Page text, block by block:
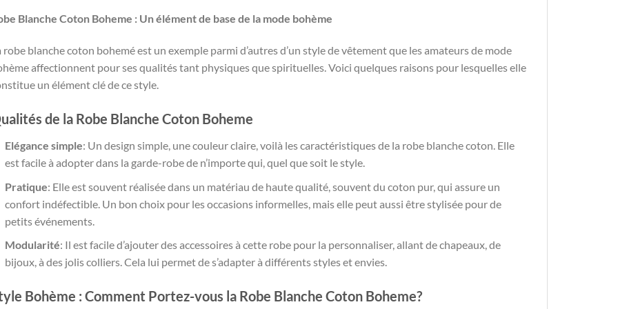
Blanche Coton Boheme : Un élément de base de la mode bohème
robe blanche coton bohemé est un exemple parmi d’autres d’un style de vêtement que les amateurs de mode
affectionnent pour ses qualités tant physiques que spirituelles. Voici quelques raisons pour lesquelles elle
un élément clé de ce style.
de la Robe Blanche Coton Boheme
Elégance simple: Un design simple, une couleur claire, voilà les caractéristiques de la robe blanche coton. Elle
est facile à adopter dans la garde-robe de n’importe qui, quel que soit le style.
Pratique: Elle est souvent réalisée dans un matériau de haute qualité, souvent du coton pur, qui assure un
confort indéfectible. Un bon choix pour les occasions informelles, mais elle peut aussi être stylisée pour de
petits événements.
Modularité: Il est facile d’ajouter des accessoires à cette robe pour la personnaliser, allant de chapeaux, de
bijoux, à des jolis colliers. Cela lui permet de s’adapter à différents styles et envies.
Bohème : Comment Portez-vous la Robe Blanche Coton Boheme?